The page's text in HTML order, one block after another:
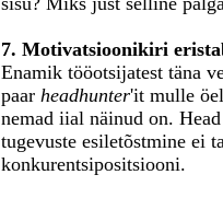
7. Motivatsioonikiri
Enamik tööotsijatest täna
paar headhunter'it mulle
nemad iial näinud on.
tugevuste esiletõstmine ei
konkurentsipositsiooni.